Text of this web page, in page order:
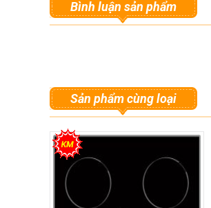
Bình luận sản phẩm
Sản phẩm cùng loại